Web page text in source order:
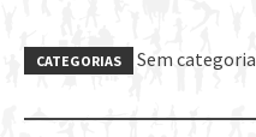
CATEGORIAS Sem categoria